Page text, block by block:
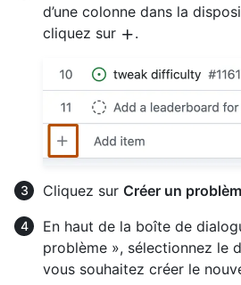
d’une colonne dans la
cliquez sur
.
Cliquez sur Créer un
En haut de la boîte de
problème », sélectionnez le
vous souhaitez créer le